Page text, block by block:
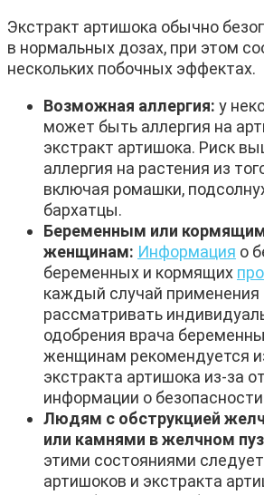
Экстракт артишока обычно
в нормальных дозах, при этом
нескольких побочных эффектах.
Возможная аллергия: у
может быть аллергия на
экстракт артишока. Риск
аллергия на растения из
включая ромашки,
бархатцы.
Беременным или
женщинам: Информация о
беременных и кормящих
каждый случай применения
рассматривать
одобрения врача
женщинам рекомендуется
экстракта артишока из-за
информации о
Людям с обструкцией
или камнями в желчном
этими состояниями
артишоков и экстракта